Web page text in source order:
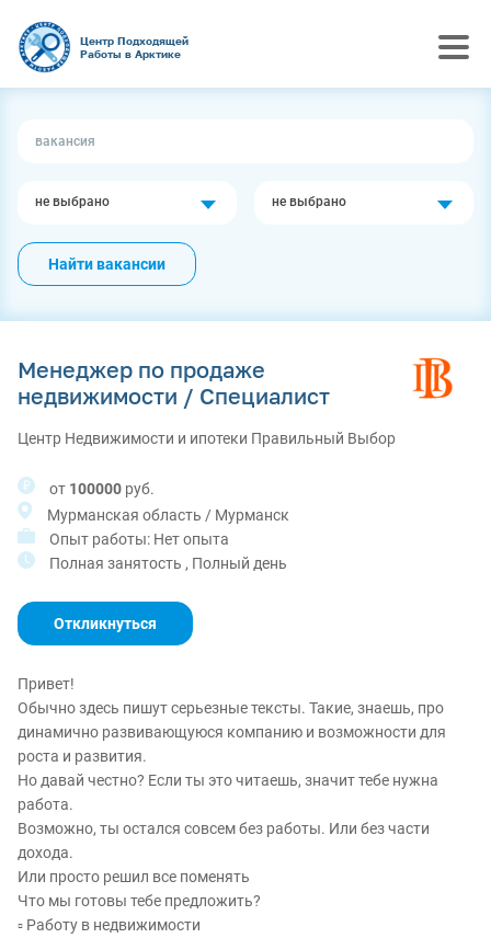
Центр Подходящей
Работы в Арктике
не выбрано не выбрано
Найти вакансии
Менеджер по продаже
недвижимости / Специалист
Центр Недвижимости и ипотеки Правильный Выбор
от 100000 руб.
Мурманская область / Мурманск
Опыт работы: Нет опыта
Полная занятость , Полный день
Откликнуться
Привет!
Обычно здесь пишут серьезные тексты. Такие, знаешь, про
динамично развивающуюся компанию и возможности для
роста и развития.
Но давай честно? Если ты это читаешь, значит тебе нужна
работа.
Возможно, ты остался совсем без работы. Или без части
дохода.
Или просто решил все поменять
Что мы готовы тебе предложить?
▫️ Работу в недвижимости